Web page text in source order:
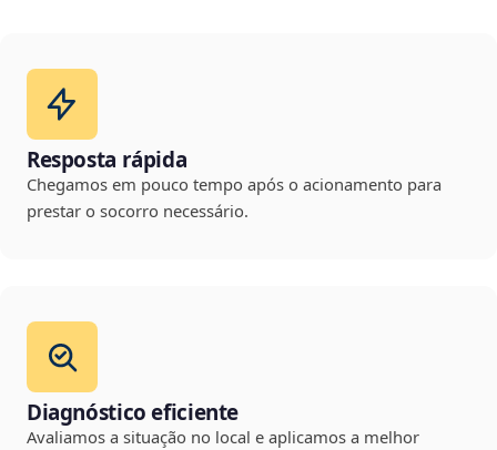
Resposta rápida
Chegamos em pouco tempo após o acionamento para
prestar o socorro necessário.
Diagnóstico eficiente
Avaliamos a situação no local e aplicamos a melhor